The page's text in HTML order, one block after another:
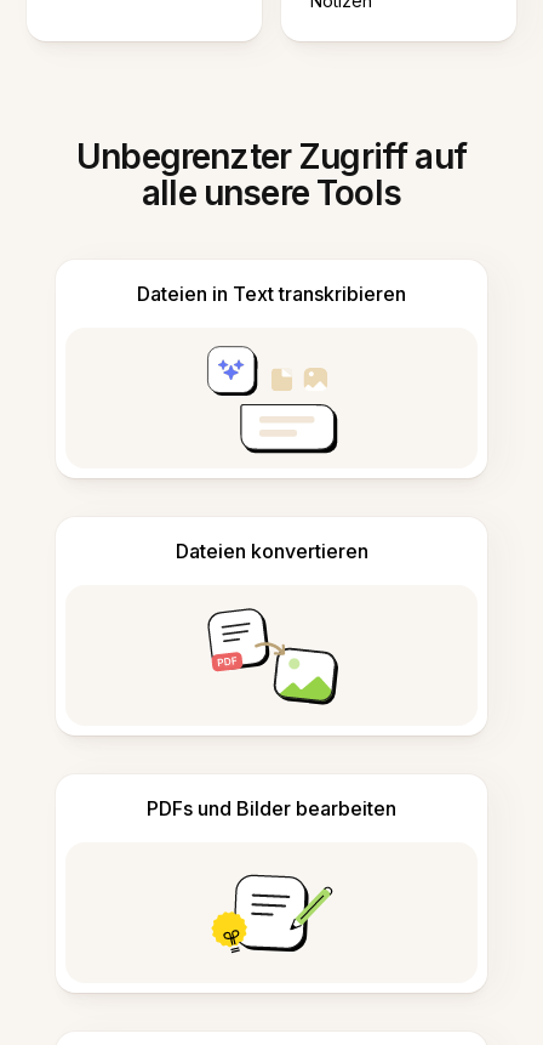
Unbegrenzter Zugriff auf
alle unsere Tools
Dateien in Text transkribieren
Dateien konvertieren
PDFs und Bilder bearbeiten